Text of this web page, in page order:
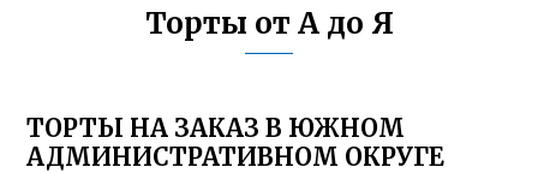
Торты от А до Я
ТОРТЫ НА ЗАКАЗ В ЮЖНОМ
АДМИНИСТРАТИВНОМ ОКРУГЕ